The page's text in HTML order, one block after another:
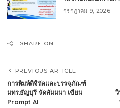
กรกฎาคม 9, 2026
SHARE ON
PREVIOUS ARTICLE
การพิมพ์ดิจิทัลและบรรจุภัณฑ์
มทร.ธัญบุรี จัดสัมมนา เขียน
Prompt AI
วิ